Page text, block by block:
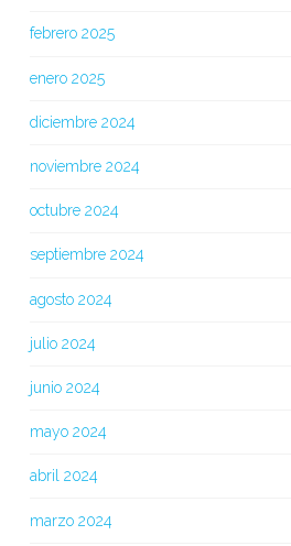
febrero 2025
enero 2025
diciembre 2024
noviembre 2024
octubre 2024
septiembre 2024
agosto 2024
julio 2024
junio 2024
mayo 2024
abril 2024
marzo 2024